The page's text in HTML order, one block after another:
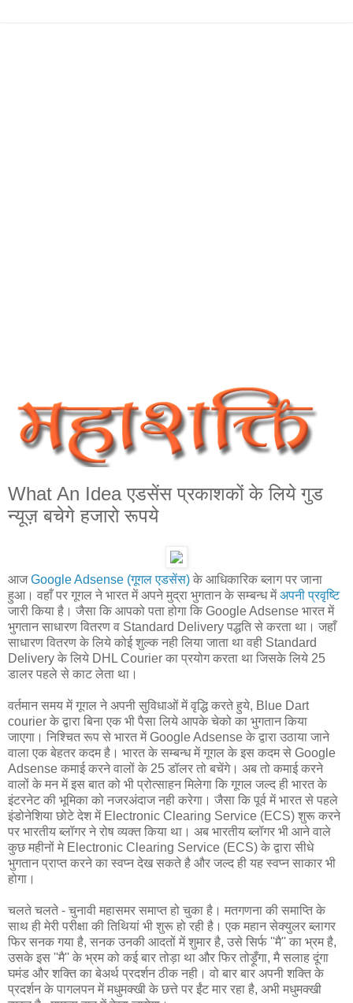
What An Idea एडसेंस प्रकाशकों के लिये गुड
न्‍यूज़ बचेगे हजारो रूपये
आजGoogle Adsense (गूगल एडसेंस) के आधिकारिक ब्‍लाग पर जाना
हुआ। वहाँ पर गूगल ने भारत में अपने मुद्रा भुगतान के सम्‍बन्‍ध मेंअपनी प्रवृष्टि
जारी किया है। जैसा कि आपको पता होगा कि Google Adsense भारत में
भुगतान साधारण वितरण व Standard Delivery पद्धति से करता था। जहाँ
साधारण वितरण के लिये कोई शुल्‍क नही लिया जाता था वही Standard
Delivery के लिये DHL Courier का प्रयोग करता था जिसके लिये 25
डालर पहले से काट लेता था।
वर्तमान समय में गूगल ने अपनी सुविधाओं में वृद्धि करते हुये, Blue Dart
courier के द्वारा बिना एक भी पैसा लिये आपके चेको का भुगतान किया
जाएगा। निश्चित रूप से भारत में Google Adsense के द्वारा उठाया जाने
वाला एक बेहतर कदम है। भारत के सम्बन्ध में गूगल के इस कदम से Google
Adsense कमाई करने वालों के 25 डॉलर तो बचेंगे। अब तो कमाई करने
वालों के मन में इस बात को भी प्रोत्साहन मिलेगा कि गूगल जल्द ही भारत के
इंटरनेट की भूमिका को नजरअंदाज नही करेगा। जैसा कि पूर्व में भारत से पहले
इंडोनेशिया छोटे देश में Electronic Clearing Service (ECS) शुरू करने
पर भारतीय ब्लॉगर ने रोष व्यक्त किया था। अब भारतीय ब्लॉगर भी आने वाले
कुछ महीनों मे Electronic Clearing Service (ECS) के द्वारा सीधे
भुगतान प्राप्त करने का स्वप्न देख सकते है और जल्द ही यह स्वप्न साकार भी
होगा।
चलते चलते - चुनावी महासमर समाप्त हो चुका है। मतगणना की समाप्ति के
साथ ही मेरी परीक्षा की तिथियां भी शुरू हो रही है। एक महान सेक्‍युलर ब्‍लागर
फिर सनक गया है, सनक उनकी आदतों में शुमार है, उसे सिर्फ ''मै'' का भ्रम है,
उसके इस ''मै'' के भ्रम को कई बार तोड़ा था और फिर तोड़ूँगा, मै सलाह दूंगा
घमंड और शक्ति का बेअर्थ प्रदर्शन ठीक नही। वो बार बार अपनी शक्ति के
प्रदर्शन के पागलपन में मधुमक्खी के छत्ते पर ईंट मार रहा है, अभी मधुमक्खी